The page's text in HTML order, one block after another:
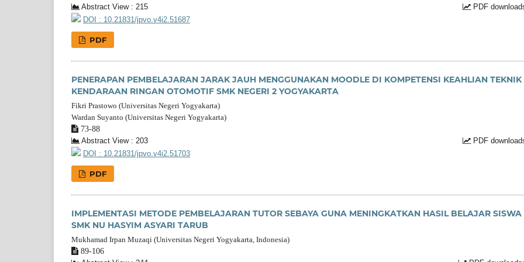
Abstract View : 215
PDF
DOI : 10.21831/jpvo.v4i2.51687
PDF
PENERAPAN PEMBELAJARAN JARAK JAUH MENGGUNAKAN MOODLE DI KOMPETENSI KEAHLIAN TEKNIK
KENDARAAN RINGAN OTOMOTIF SMK NEGERI 2 YOGYAKARTA
Fikri Prastowo (Universitas Negeri Yogyakarta)
Wardan Suyanto (Universitas Negeri Yogyakarta)
73-88
Abstract View : 203
PDF
DOI : 10.21831/jpvo.v4i2.51703
PDF
IMPLEMENTASI METODE PEMBELAJARAN TUTOR SEBAYA GUNA MENINGKATKAN HASIL BELAJAR SISWA
SMK NU HASYIM ASYARI TARUB
Mukhamad Irpan Muzaqi (Universitas Negeri Yogyakarta, Indonesia)
89-106